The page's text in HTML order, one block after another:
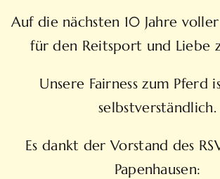
Auf die nächsten 10 Jahre
für den Reitsport und Liebe
Unsere Fairness zum Pferd
selbstverständlich.
Es dankt der Vorstand des
Papenhausen: